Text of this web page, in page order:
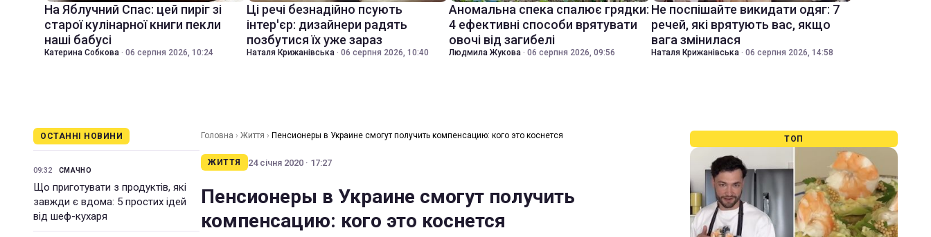
На Яблучний Спас: цей пиріг зі
старої кулінарної книги пекли
наші бабусі
Катерина Собкова · 06 серпня 2026, 10:24
Ці речі безнадійно псують
інтер'єр: дизайнери радять
позбутися їх уже зараз
Наталя Крижанівська · 06 серпня 2026, 10:40
Аномальна спека спалює грядки:
4 ефективні способи врятувати
овочі від загибелі
Людмила Жукова · 06 серпня 2026, 09:56
Не поспішайте викидати одяг: 7
речей, які врятують вас, якщо
вага змінилася
Наталя Крижанівська · 06 серпня 2026, 14:58
ОСТАННІ НОВИНИ
09:32 СМАЧНО
Що приготувати з продуктів, які
завжди є вдома: 5 простих ідей
від шеф-кухаря
Головна › Життя › Пенсионеры в Украине смогут получить компенсацию: кого это коснется
ЖИТТЯ 24 січня 2020 · 17:27
Пенсионеры в Украине смогут получить
компенсацию: кого это коснется
ТОП